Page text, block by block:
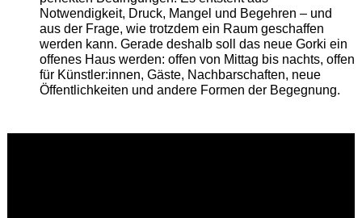
Notwendigkeit, Druck, Mangel und Begehren – und
aus der Frage, wie trotzdem ein Raum geschaffen
werden kann. Gerade deshalb soll das neue Gorki ein
offenes Haus werden: offen von Mittag bis nachts, offen
für Künstler:innen, Gäste, Nachbarschaften, neue
Öffentlichkeiten und andere Formen der Begegnung.